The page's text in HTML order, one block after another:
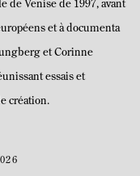
de Venise de 1997, avant
et à documenta
et Corinne
essais et
création.